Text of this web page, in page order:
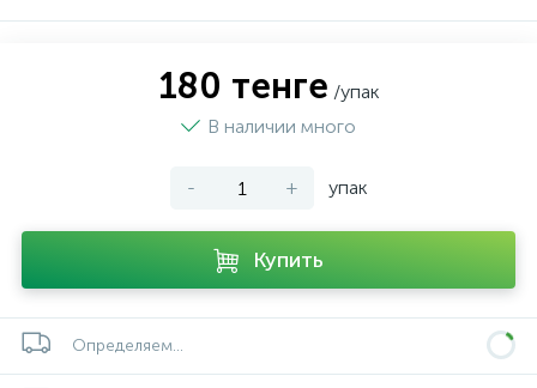
180 тенге /упак
В наличии много
- + упак
Купить
Определяем...